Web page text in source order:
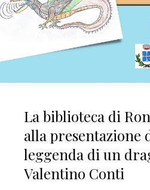
La biblioteca di
alla presentazione
leggenda di un
Valentino Conti